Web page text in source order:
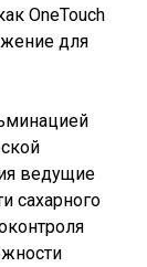
OneTouch
для
ведущие
сахарного